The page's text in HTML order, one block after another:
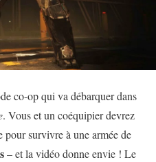
co-op qui va débarquer dans
. Vous et un coéquipier devrez
survivre à une armée de
– et la vidéo donne envie ! Le